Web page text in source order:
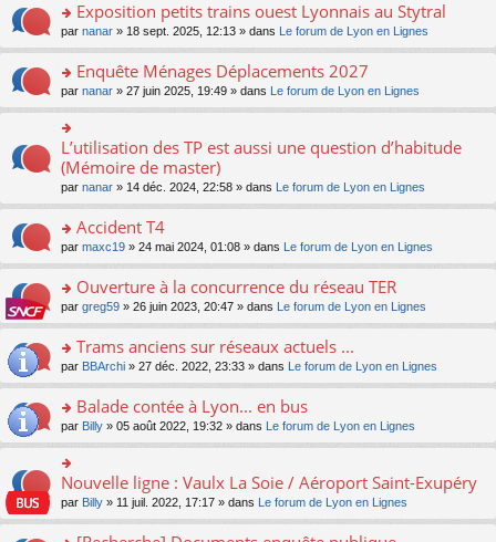
ult
er
le
m
e
s
g
e
n
o
lu
le
pl
u
s
e
nt
o
n
ult
er
le
m
s
a
e
n
o
lu
le
pl
u
s
e
nt
Exposition petits trains ouest Lyonnais au Stytral
par nanar » 18 sept. 2025, 12:13 » dans Le forum de Lyon en Lignes
o
n
s
ult
er
le
m
e
s
a
e
n
o
lu
le
pl
u
s
c
nt
Enquête Ménages Déplacements 2027
par nanar » 27 juin 2025, 19:49 » dans Le forum de Lyon en Lignes
n
s
ult
er
le
m
e
s
a
g
e
n
lu
le
pl
u
s
c
e
L’utilisation des TP est aussi une question d’habitude
(Mémoire de master)
par nanar » 14 déc. 2024, 22:58 » dans Le forum de Lyon en Lignes
o
n
ult
er
le
m
e
a
g
e
n
o
lu
Accident T4
par maxc19 » 24 mai 2024, 01:08 » dans Le forum de Lyon en Lignes
o
n
ult
er
le
m
e
s
g
e
n
o
Ouverture à la concurrence du réseau TER
par greg59 » 26 juin 2023, 20:47 » dans Le forum de Lyon en Lignes
o
n
ult
er
le
m
e
s
Trams anciens sur réseaux actuels ...
par BBArchi » 27 déc. 2022, 23:33 » dans Le forum de Lyon en Lignes
o
n
s
ult
er
le
m
Balade contée à Lyon... en bus
par Billy » 05 août 2022, 19:32 » dans Le forum de Lyon en Lignes
o
n
Nouvelle ligne : Vaulx La Soie / Aéroport Saint-Exupéry
par Billy » 11 juil. 2022, 17:17 » dans Le forum de Lyon en Lignes